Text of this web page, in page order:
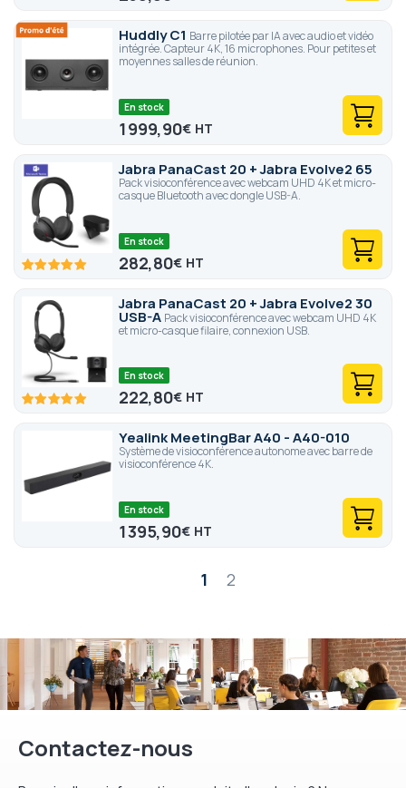
Huddly C1 Barre pilotée par IA avec audio et vidéo
intégrée. Capteur 4K, 16 microphones. Pour petites et
moyennes salles de réunion.
En stock
1 999,90€
Jabra PanaCast 20 + Jabra Evolve2 65
Pack visioconférence avec webcam UHD 4K et micro-
casque Bluetooth avec dongle USB-A.
100 100
En stock
282,80€
Jabra PanaCast 20 + Jabra Evolve2 30
USB-A Pack visioconférence avec webcam UHD 4K
et micro-casque filaire, connexion USB.
100 100
En stock
222,80€
Yealink MeetingBar A40 - A40-010
Système de visioconférence autonome avec barre de
visioconférence 4K.
En stock
1 395,90€
1 2
Contactez-nous